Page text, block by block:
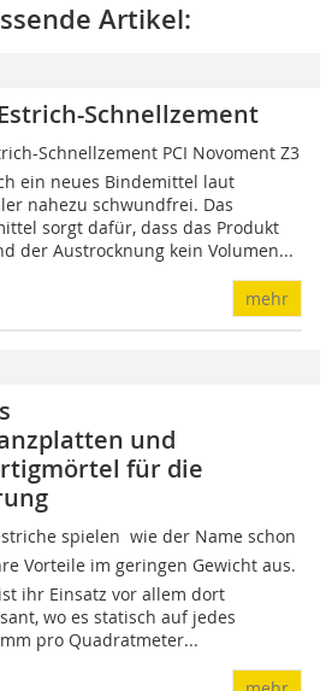
Artikel:
Schnellzement
Schnellzement PCI Novoment Z3
ein neues Bindemittel laut
nahezu schwundfrei. Das
sorgt dafür, dass das Produkt
der Austrocknung kein Volumen...
mehr
und
für die
spielen  wie der Name schon
Vorteile im geringen Gewicht aus.
ihr Einsatz vor allem dort
wo es statisch auf jedes
pro Quadratmeter...